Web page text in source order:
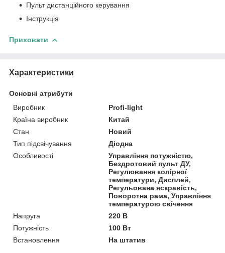
Пульт дистанційного керування
Інструкція
Приховати
Характеристики
Основні атрибути
Виробник
Profi-light
Країна виробник
Китай
Стан
Новий
Тип підсвічування
Діодна
Особливості
Управління потужністю,
Бездротовий пульт ДУ,
Регулювання колірної
температури, Дисплей,
Регульована яскравість,
Поворотна рама, Управління
температурою свічення
Напруга
220 В
Потужність
100 Вт
Встановлення
На штатив